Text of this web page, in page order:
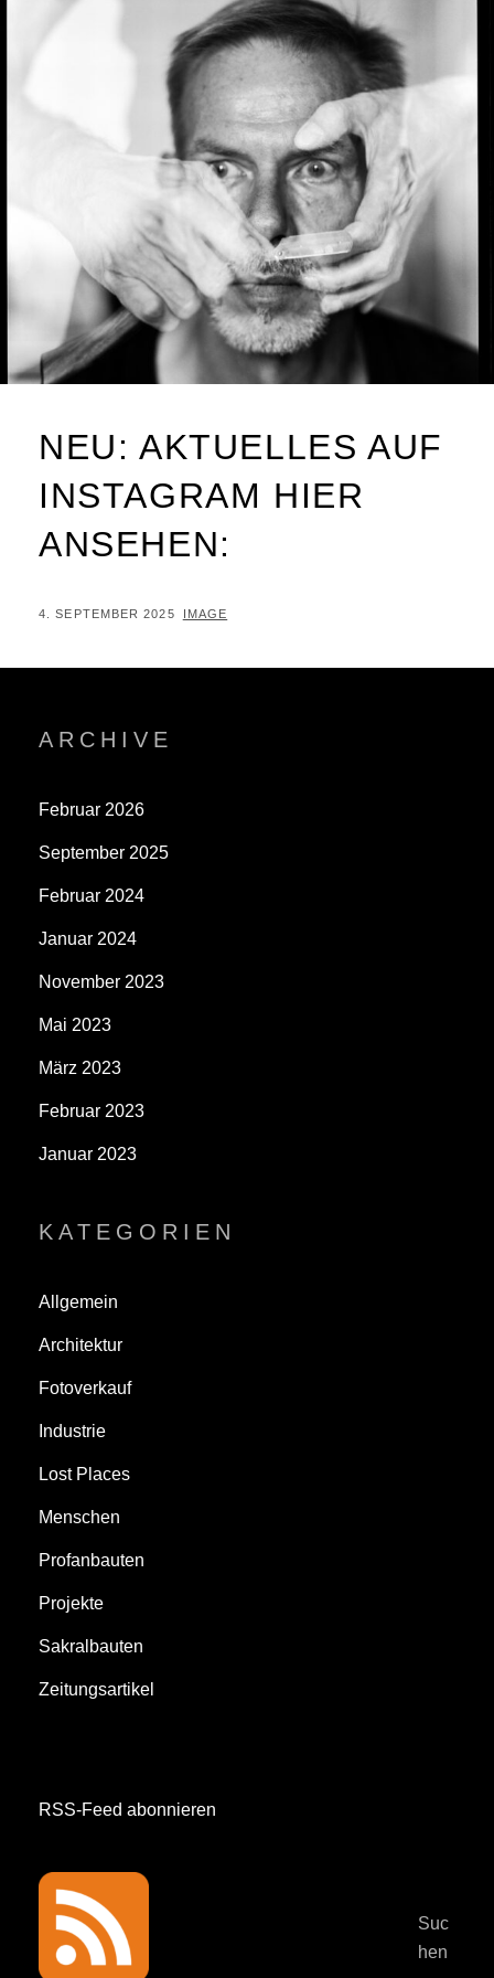
NEU: AKTUELLES AUF
INSTAGRAM HIER
ANSEHEN:
POSTED
4. SEPTEMBER 2025 BY
IMAGE
ARCHIVE
Februar 2026
September 2025
Februar 2024
Januar 2024
November 2023
Mai 2023
März 2023
Februar 2023
Januar 2023
KATEGORIEN
Allgemein
Architektur
Fotoverkauf
Industrie
Lost Places
Menschen
Profanbauten
Projekte
Sakralbauten
Zeitungsartikel
RSS-Feed abonnieren
Suc
hen